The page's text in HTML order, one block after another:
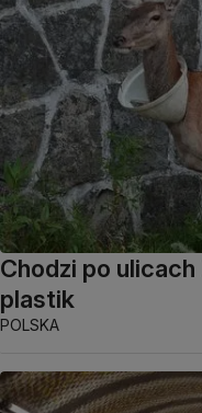
Chodzi po
plastik
POLSKA